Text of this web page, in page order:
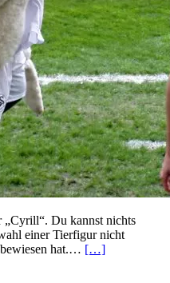
„Cyrill“. Du kannst nichts
einer Tierfigur nicht
hat.… […]